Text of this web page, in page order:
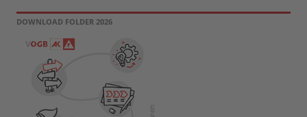
DOWNLOAD FOLDER 2026